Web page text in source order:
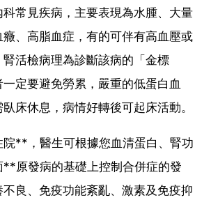
常見疾病，主要表現為水腫、大量
、高脂血症，有的可伴有高血壓或
活檢病理為診斷該病的「金標
定要避免勞累，嚴重的低蛋白血
床休息，病情好轉後可起床活動。
**，醫生可根據您血清蛋白、腎功
原發病的基礎上控制合併症的發
良、免疫功能紊亂、激素及免疫抑